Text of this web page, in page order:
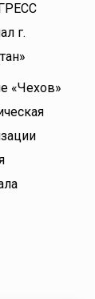
г.
«Чехов»